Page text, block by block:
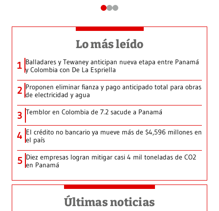
Lo más leído
1 Balladares y Tewaney anticipan nueva etapa entre Panamá
y Colombia con De La Espriella
2 Proponen eliminar fianza y pago anticipado total para obras
de electricidad y agua
3 Temblor en Colombia de 7.2 sacude a Panamá
4 El crédito no bancario ya mueve más de $4,596 millones en
el país
5 Diez empresas logran mitigar casi 4 mil toneladas de CO2
en Panamá
Últimas noticias